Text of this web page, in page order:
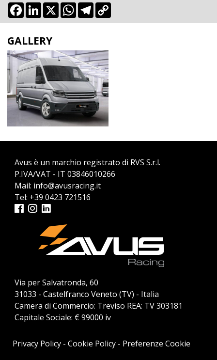
Facebook
LinkedIn
X WhatsApp
Telegram
GALLERY
Avus è un marchio registrato di RVS S.r.l.
P.IVA/VAT - IT 03846010266
Mail: info@avusracing.it
Tel: +39 0423 721516
Via per Salvatronda, 60
31033 - Castelfranco Veneto (TV) - Italia
Camera di Commercio: Treviso REA: TV 303181
Capitale Sociale: € 99000 iv
Privacy Policy- Cookie Policy- Preferenze Cookie